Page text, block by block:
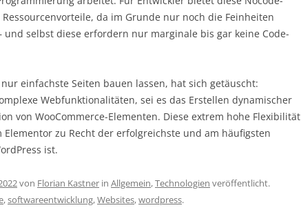
da im Grunde nur noch die Feinheiten
und selbst diese erfordern nur marginale bis gar keine Code-
einfachste Seiten bauen lassen, hat sich getäuscht:
Webfunktionalitäten, sei es das Erstellen dynamischer
von WooCommerce-Elementen. Diese extrem hohe Flexibilität
zu Recht der erfolgreichste und am häufigsten
ist.
von Florian Kastner in Allgemein,Technologien veröffentlicht.
,softwareentwicklung,Websites,wordpress.